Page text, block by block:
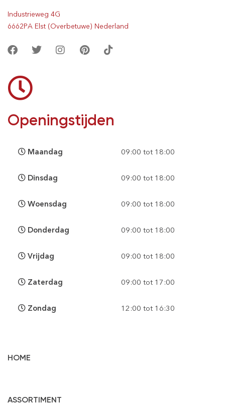
Industrieweg 4G
6662PA Elst (Overbetuwe) Nederland
HOME
ASSORTIMENT
Openingstijden
Maandag 09:00 tot 18:00
Dinsdag 09:00 tot 18:00
Woensdag 09:00 tot 18:00
Donderdag 09:00 tot 18:00
Vrijdag 09:00 tot 18:00
Zaterdag 09:00 tot 17:00
Zondag 12:00 tot 16:30